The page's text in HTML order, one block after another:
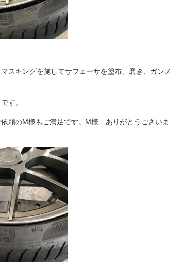
スキングを施してサフェーサを塗布、磨き、ガンメ
す。
頼のM様もご満足です。M様、ありがとうございま